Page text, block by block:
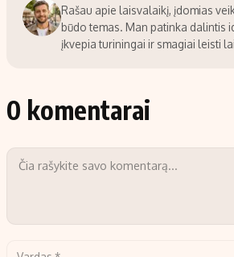
Rašau apie laisvalaikį, įdomias
būdo temas. Man patinka dalintis
įkvepia turiningai ir smagiai leisti
0 komentarai